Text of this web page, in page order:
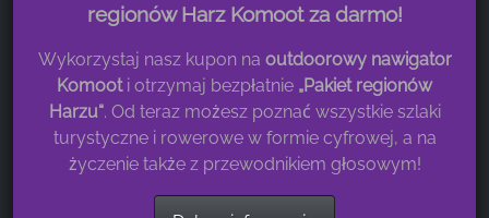
regionów Harz Komoot za darmo!
Wykorzystaj nasz kupon na outdoorowy nawigator
Komooti otrzymaj bezpłatnie „Pakiet regionów
Harzu“. Od teraz możesz poznać wszystkie szlaki
turystyczne i rowerowe w formie cyfrowej, a na
życzenie także z przewodnikiem głosowym!